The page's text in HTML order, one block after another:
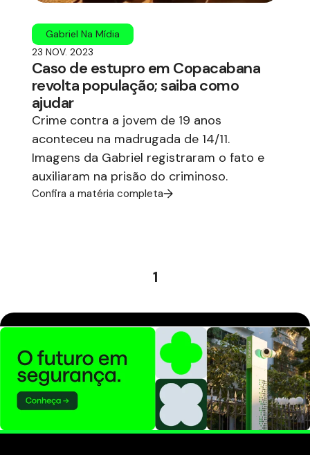
Gabriel Na Mídia
23 NOV. 2023
Caso de estupro em Copacabana
revolta população; saiba como
ajudar
Crime contra a jovem de 19 anos
aconteceu na madrugada de 14/11.
Imagens da Gabriel registraram o fato e
auxiliaram na prisão do criminoso.
Confira a matéria completa
1